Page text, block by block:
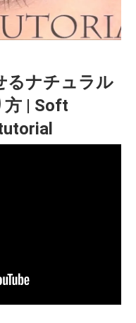
るナチュラル
| Soft